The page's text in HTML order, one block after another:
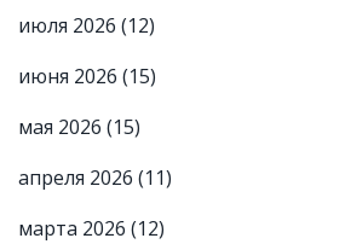
июля 2026 (12)
июня 2026 (15)
мая 2026 (15)
апреля 2026 (11)
марта 2026 (12)